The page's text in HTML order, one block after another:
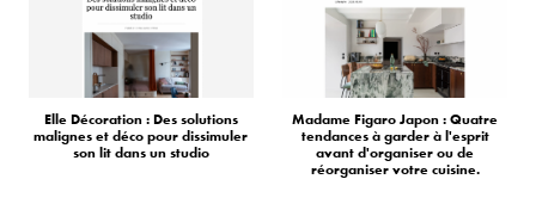
Elle Décoration : Des solutions
malignes et déco pour dissimuler
son lit dans un studio
Madame Figaro Japon : Quatre
tendances à garder à l'esprit
avant d'organiser ou de
réorganiser votre cuisine.